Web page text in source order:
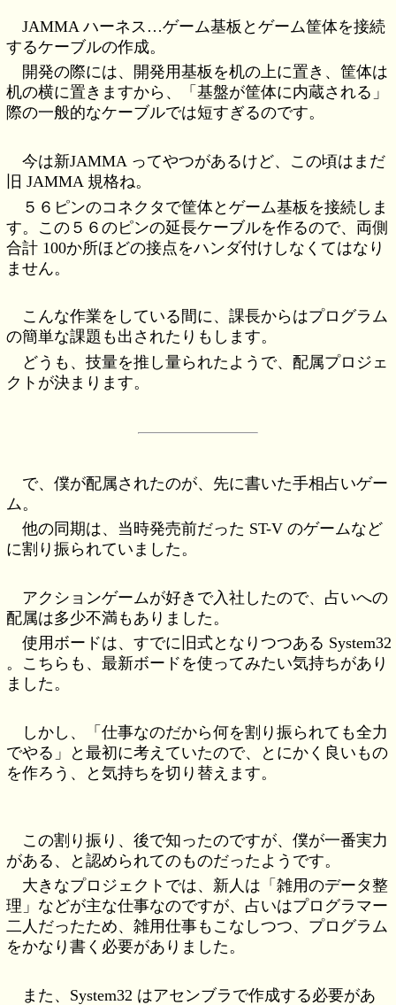
JAMMA ハーネス…ゲーム基板とゲーム筐体を接続
するケーブルの作成。
開発の際には、開発用基板を机の上に置き、筐体は
机の横に置きますから、「基盤が筐体に内蔵される」
際の一般的なケーブルでは短すぎるのです。
今は新JAMMA ってやつがあるけど、この頃はまだ
旧 JAMMA 規格ね。
５６ピンのコネクタで筐体とゲーム基板を接続しま
す。この５６のピンの延長ケーブルを作るので、両側
合計 100か所ほどの接点をハンダ付けしなくてはなり
ません。
こんな作業をしている間に、課長からはプログラム
の簡単な課題も出されたりもします。
どうも、技量を推し量られたようで、配属プロジェ
クトが決まります。
で、僕が配属されたのが、先に書いた手相占いゲー
ム。
他の同期は、当時発売前だった ST-V のゲームなど
に割り振られていました。
アクションゲームが好きで入社したので、占いへの
配属は多少不満もありました。
使用ボードは、すでに旧式となりつつある System32
。こちらも、最新ボードを使ってみたい気持ちがあり
ました。
しかし、「仕事なのだから何を割り振られても全力
でやる」と最初に考えていたので、とにかく良いもの
を作ろう、と気持ちを切り替えます。
この割り振り、後で知ったのですが、僕が一番実力
がある、と認められてのものだったようです。
大きなプロジェクトでは、新人は「雑用のデータ整
理」などが主な仕事なのですが、占いはプログラマー
二人だったため、雑用仕事もこなしつつ、プログラム
をかなり書く必要がありました。
また、System32 はアセンブラで作成する必要があ